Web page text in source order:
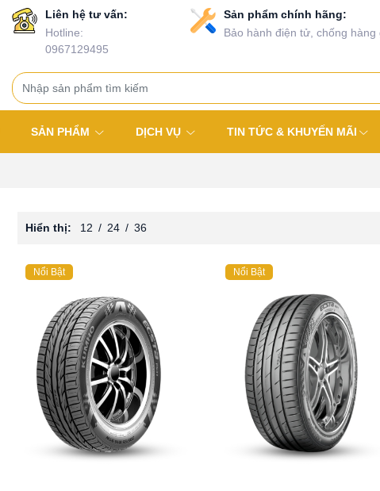
Liên hệ tư vấn:
Hotline:
0967129495
Sản phẩm chính hãng:
Bảo hành điện tử, chống hàng
SẢN PHẨM DỊCH VỤ TIN TỨC & KHUYẾN MÃI
Hiển thị: 12 / 24 / 36
Nổi Bật Nổi Bật